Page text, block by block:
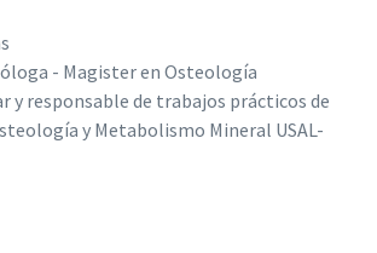
- Magister en Osteología
y responsable de trabajos prácticos de
y Metabolismo Mineral USAL-